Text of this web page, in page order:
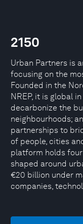
2150
Urban Partners is
focusing on the
Founded in the
NREP, it is global
decarbonize the
neighbourhoods;
partnerships to
of people, cities
platform holds
shaped around
€20 billion under
companies,